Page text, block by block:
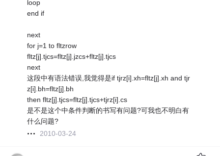
loop
end if
next
for j=1 to fltzrow
fltz[j].tjcs=fltz[j].jzcs+fltz[j].tjcs
next
这段中有语法错误,我觉得是if tjrz[i].xh=fltz[j].xh and tjr
z[i].bh=fltz[j].bh
then fltz[j].tjcs=fltz[j].tjcs+tjrz[i].cs
是不是这个中条件判断的书写有问题?可我也不明白有
什么问题?
2010-03-24